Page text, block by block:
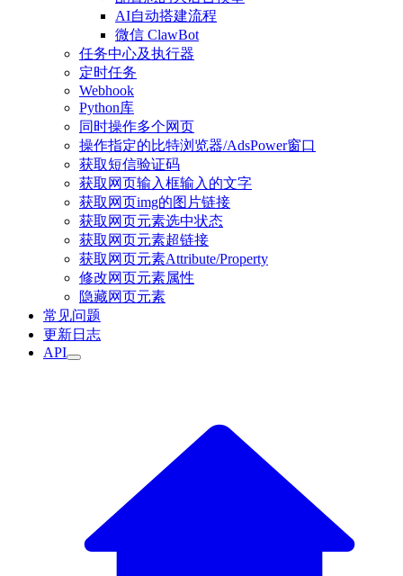
AI自动搭建流程
微信 ClawBot
任务中心及执行器
定时任务
Webhook
Python库
同时操作多个网页
操作指定的比特浏览器/AdsPower窗口
获取短信验证码
获取网页输入框输入的文字
获取网页img的图片链接
获取网页元素选中状态
获取网页元素超链接
获取网页元素Attribute/Property
修改网页元素属性
隐藏网页元素
常见问题
更新日志
API